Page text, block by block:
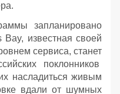
запланировано
известная своей
сервиса, станет
поклонников
насладиться живым
вдали от шумных